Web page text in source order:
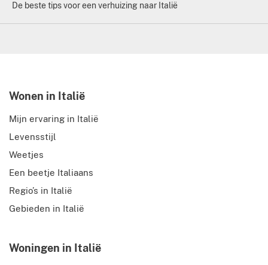
De beste tips voor een verhuizing naar Italië
Wonen in Italië
Mijn ervaring in Italië
Levensstijl
Weetjes
Een beetje Italiaans
Regio’s in Italië
Gebieden in Italië
Woningen in Italië